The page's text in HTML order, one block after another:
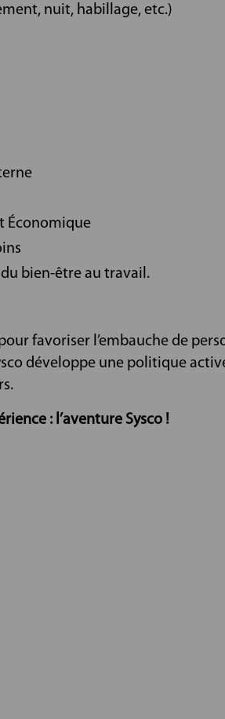
nuit, habillage, etc.)
Économique
bien-être au travail.
favoriser l’embauche de
développe une politique
: l’aventure Sysco !